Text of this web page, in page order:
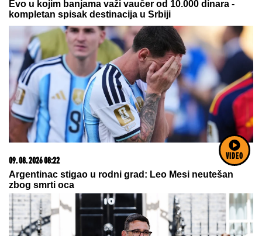
VIDEO
09. 08. 2026 08:56
"GDE ŽIVI MIĆIN DA MU ODSEČEM GLAVU" Otvorena
pretnja gradonačelniku Novog Sada, GO SNS:
Osuđujemo monstruozne pretnje
03. 08. 2026 07:31
25.000 kupaca već kupuje uz PerSu Extra. A ti? Saznaj